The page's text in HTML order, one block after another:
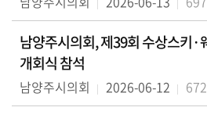
남양주시의회, 제39회 수상스키·
개회식 참석
남양주시의회 2026-06-12 672